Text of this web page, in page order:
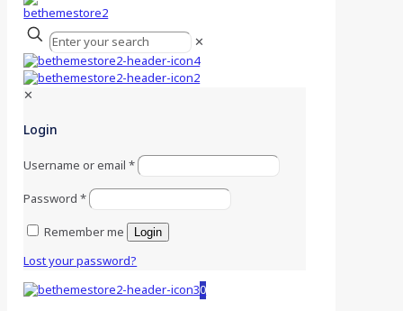
✕
✕
Login
Username or email*
Password*
Remember me
Login
Lost your password?
0